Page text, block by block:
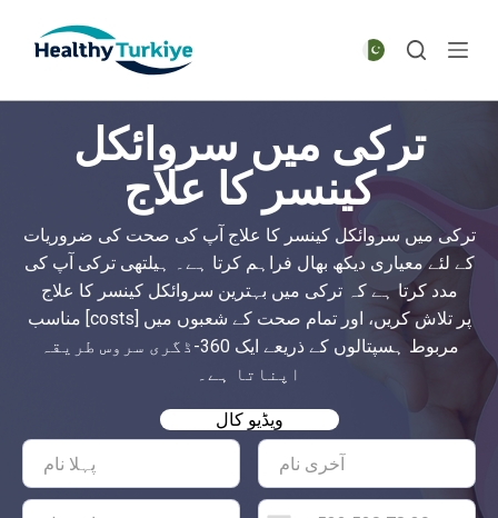
p
n
t
n
ترکی میں سروائکل
کینسر کا علاج
ترکی میں سروائکل کینسر کا علاج آپ کی صحت کی ضروریات
کے لئے معیاری دیکھ بھال فراہم کرتا ہے۔ ہیلتھی ترکی آپ کی
مدد کرتا ہے کہ ترکی میں بہترین سروائکل کینسر کا علاج
مناسب [costs] پر تلاش کریں، اور تمام صحت کے شعبوں میں
مربوط ہسپتالوں کے ذریعے ایک 360-ڈگری سروس طریقہ
اپناتا ہے۔
ویڈیو کال